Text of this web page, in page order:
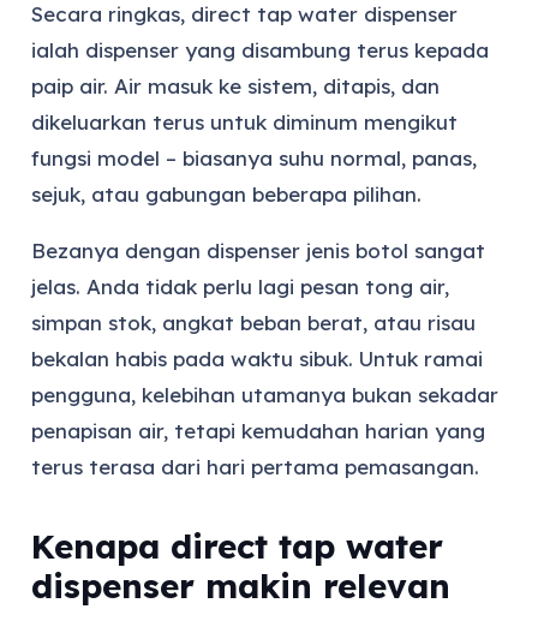
Secara ringkas, direct tap water dispenser
ialah dispenser yang disambung terus kepada
paip air. Air masuk ke sistem, ditapis, dan
dikeluarkan terus untuk diminum mengikut
fungsi model – biasanya suhu normal, panas,
sejuk, atau gabungan beberapa pilihan.
Bezanya dengan dispenser jenis botol sangat
jelas. Anda tidak perlu lagi pesan tong air,
simpan stok, angkat beban berat, atau risau
bekalan habis pada waktu sibuk. Untuk ramai
pengguna, kelebihan utamanya bukan sekadar
penapisan air, tetapi kemudahan harian yang
terus terasa dari hari pertama pemasangan.
Kenapa direct tap water
dispenser makin relevan